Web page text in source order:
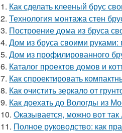
1. Как сделать клееный брус
2. Технология монтажа стен
3. Построение дома из бруса
4. Дом из бруса своими
5. Дом из профилированного
6. Каталог проектов домов и
7. Как спроектировать
8. Как очистить зеркало от
9. Как доехать до Вологды из
10. Оказывается, можно вот так
11. Полное руководство: как